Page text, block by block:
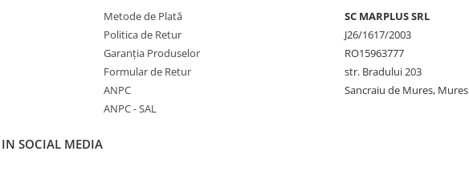
Metode de Plată
Politica de Retur
Garanția Produselor
Formular de Retur
ANPC
ANPC - SAL
SC MARPLUS SRL
J26/1617/2003
RO15963777
str. Bradului 203
Sancraiu de Mures, Mures
IN SOCIAL MEDIA